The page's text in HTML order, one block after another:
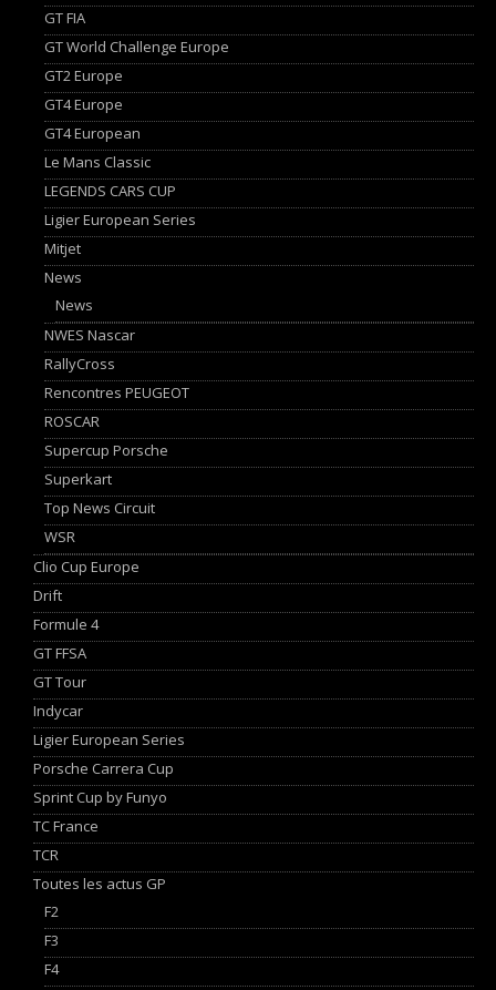
GT FIA
GT World Challenge Europe
GT2 Europe
GT4 Europe
GT4 European
Le Mans Classic
LEGENDS CARS CUP
Ligier European Series
Mitjet
News
News
NWES Nascar
RallyCross
Rencontres PEUGEOT
ROSCAR
Supercup Porsche
Superkart
Top News Circuit
WSR
Clio Cup Europe
Drift
Formule 4
GT FFSA
GT Tour
Indycar
Ligier European Series
Porsche Carrera Cup
Sprint Cup by Funyo
TC France
TCR
Toutes les actus GP
F2
F3
F4